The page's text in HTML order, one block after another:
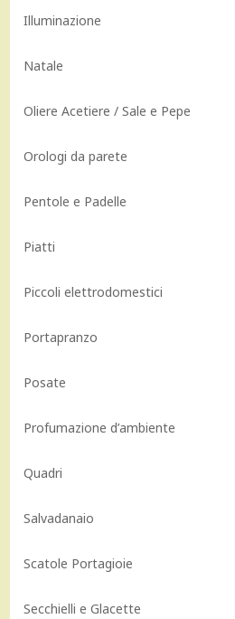
Illuminazione
Natale
Oliere Acetiere / Sale e Pepe
Orologi da parete
Pentole e Padelle
Piatti
Piccoli elettrodomestici
Portapranzo
Posate
Profumazione d’ambiente
Quadri
Salvadanaio
Scatole Portagioie
Secchielli e Glacette